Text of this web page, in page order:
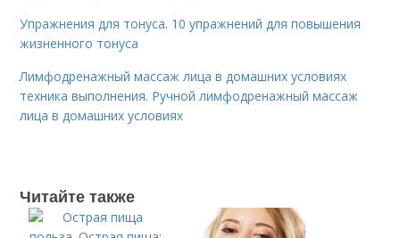
Упражнения для тонуса. 10 упражнений для повышения
жизненного тонуса
Лимфодренажный массаж лица в домашних условиях
техника выполнения. Ручной лимфодренажный массаж
лица в домашних условиях
Читайте также